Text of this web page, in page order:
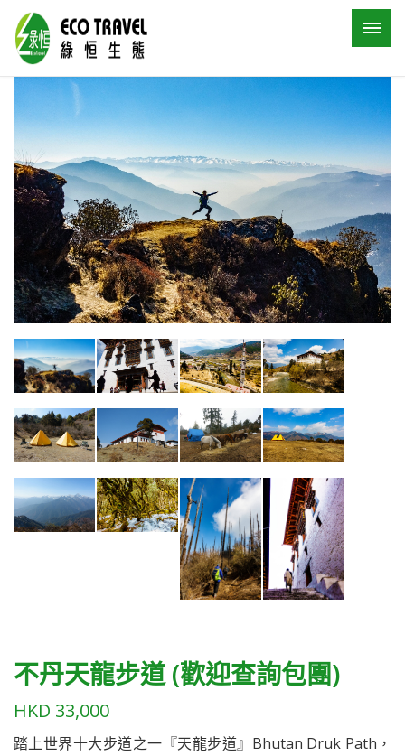
不丹天龍步道 (歡迎查詢包團)
HKD 33,000
踏上世界十大步道之一『天龍步道』Bhutan Druk Path，